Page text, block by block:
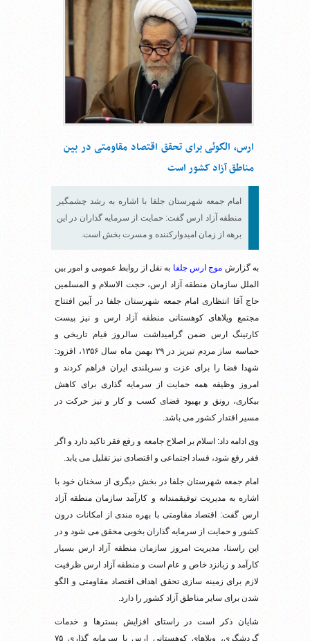
ارس، الگوئی برای تحقق اقتصاد مقاومتی در بین
مناطق آزاد کشور است
امام جمعه شهرستان جلفا با اشاره به رشد چشمگیر
منطقه آزاد ارس گفت: حمایت از سرمایه گذاران در این
برهه از زمان اميدواركننده و مسرت بخش است.
به گزارش موج ارس جلفا به نقل از روابط عمومی و امور بین
الملل سازمان منطقه آزاد ارس، حجت الاسلام و المسلمین
حاج آقا انتظاری امام جمعه شهرستان جلفا در آیین افتتاح
مجتمع ویلاهای کوهستانی منطقه آزاد ارس و نیز پیست
کارتینگ ارس ضمن گرامیداشت سالروز قیام تاریخی و
حماسه ساز مردم تبریز در ۲۹ بهمن ماه سال ۱۳۵۶، افزود:
شهدا فضا را برای عزت و سربلندی ایران فراهم کردند و
امروز وظیفه همه حمایت از سرمایه گذاری برای کاهش
بیکاری، رونق و بهبود فضای کسب و کار و نیز حرکت در
مسیر اقتدار کشور می باشد.
وی ادامه داد: اسلام بر اصلاح جامعه و رفع فقر تاکید دارد و اگر
فقر رفع شود، فساد اجتماعی و اقتصادی نیز تقلیل می یابد.
امام جمعه شهرستان جلفا در بخش دیگری از سخنان خود با
اشاره به مدیریت توفیقمندانه و کارآمد سازمان منطقه آزاد
ارس گفت: اقتصاد مقاومتی با بهره مندی از امکانات درون
کشور و حمایت از سرمایه گذاران بخوبی محقق می شود و در
این راستا، مدیریت امروز سازمان منطقه آزاد ارس بسیار
کارآمد و زبانزد خاص و عام است و منطقه آزاد ارس ظرفیت
لازم برای زمینه سازی تحقق اهداف اقتصاد مقاومتی و الگو
شدن برای سایر مناطق آزاد کشور را دارد.
شایان ذکر است در راستای افزایش بسترها و خدمات
گردشگری، ویلاهای کوهستانی ارس با سرمایه گذاری ۷۵